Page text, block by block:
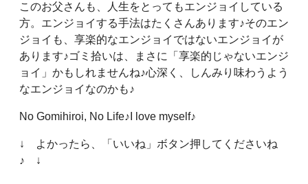
このお父さんも、人生をとってもエンジョイしている
方。エンジョイする手法はたくさんあります♪そのエン
ジョイも、享楽的なエンジョイではないエンジョイが
あります♪ゴミ拾いは、まさに「享楽的じゃないエンジ
ョイ」かもしれませんね♪心深く、しんみり味わうよう
なエンジョイなのかも♪
No Gomihiroi, No Life♪I love myself♪
↓ よかったら、「いいね」ボタン押してくださいね
♪ ↓